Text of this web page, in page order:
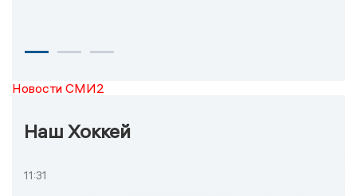
Новости СМИ2
Наш Хоккей
11:31